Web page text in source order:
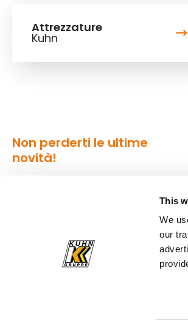
This
We
our
Attrezzature
Kuhn
Non perderti le ultime
novità!
Iscriviti alla newsletter